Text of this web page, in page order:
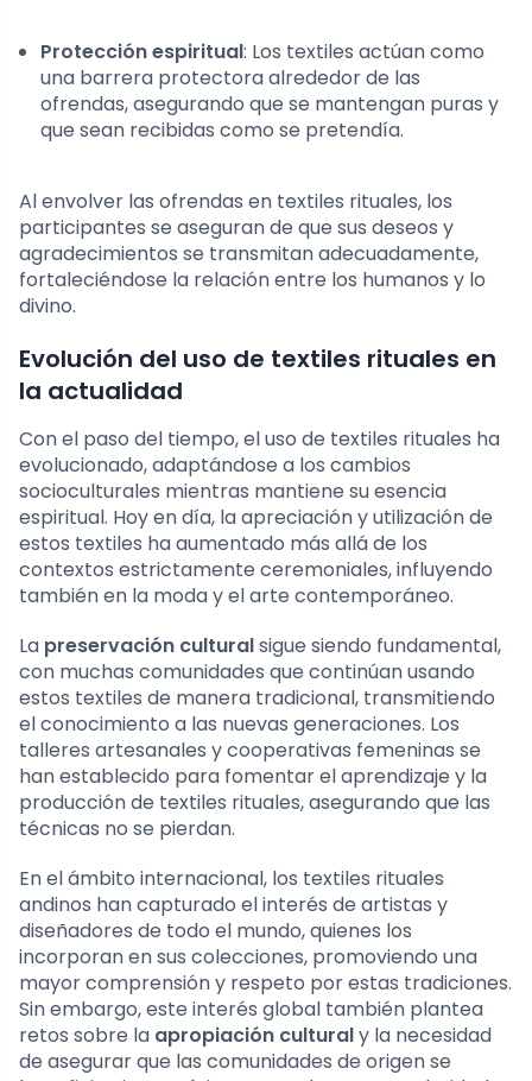
Protección espiritual: Los textiles actúan como
una barrera protectora alrededor de las
ofrendas, asegurando que se mantengan puras y
que sean recibidas como se pretendía.
Al envolver las ofrendas en textiles rituales, los
participantes se aseguran de que sus deseos y
agradecimientos se transmitan adecuadamente,
fortaleciéndose la relación entre los humanos y lo
divino.
Evolución del uso de textiles rituales en
la actualidad
Con el paso del tiempo, el uso de textiles rituales ha
evolucionado, adaptándose a los cambios
socioculturales mientras mantiene su esencia
espiritual. Hoy en día, la apreciación y utilización de
estos textiles ha aumentado más allá de los
contextos estrictamente ceremoniales, influyendo
también en la moda y el arte contemporáneo.
La preservación culturalsigue siendo fundamental,
con muchas comunidades que continúan usando
estos textiles de manera tradicional, transmitiendo
el conocimiento a las nuevas generaciones. Los
talleres artesanales y cooperativas femeninas se
han establecido para fomentar el aprendizaje y la
producción de textiles rituales, asegurando que las
técnicas no se pierdan.
En el ámbito internacional, los textiles rituales
andinos han capturado el interés de artistas y
diseñadores de todo el mundo, quienes los
incorporan en sus colecciones, promoviendo una
mayor comprensión y respeto por estas tradiciones.
Sin embargo, este interés global también plantea
retos sobre la apropiación culturaly la necesidad
de asegurar que las comunidades de origen se